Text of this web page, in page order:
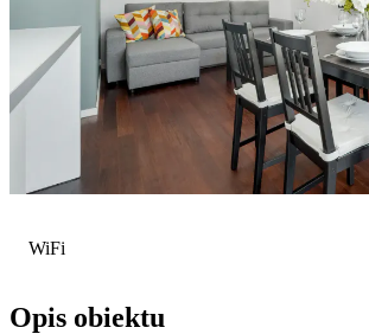
WiFi
Opis obiektu